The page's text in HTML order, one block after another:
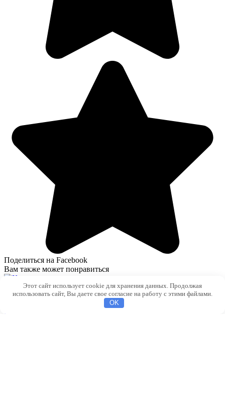
Поделиться на Facebook
Вам также может понравиться
Коврик крючком в технике ленивого жаккарда
20
Красивое пальто крючком
Этот сайт использует cookie для хранения данных. Продолжая
использовать сайт, Вы даете свое согласие на работу с этими файлами.
OK